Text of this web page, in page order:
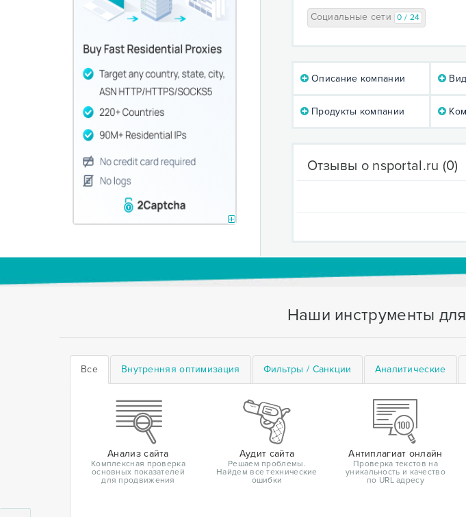
Социальные сети 0 / 24
Описание компании
Продукты компании
Отзывы о nsportal.ru (0)
Наши инструменты
Все Внутренняя оптимизация Фильтры / Санкции Аналитические
Анализ сайта
Комплексная проверка
основных показателей
для продвижения
Аудит сайта
Решаем проблемы.
Найдем все технические
ошибки
Антиплагиат онлайн
Проверка текстов на
уникальность и качество
по URL адресу